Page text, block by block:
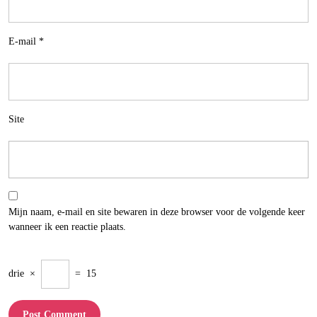
E-mail *
Site
Mijn naam, e-mail en site bewaren in deze browser voor de volgende keer
wanneer ik een reactie plaats.
drie × = 15